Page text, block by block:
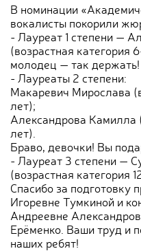
В номинации
вокалисты покорили
- Лауреат 1 степени —
(возрастная категория
молодец — так держать!
- Лауреаты 2 степени:
Макаревич Мирослава
лет);
Александрова Камилла
лет).
Браво, девочки! Вы
- Лауреат 3 степени —
(возрастная категория
Спасибо за подготовку
Игоревне Тумкиной и
Андреевне
Ерёменко. Ваши труд и
наших ребят!